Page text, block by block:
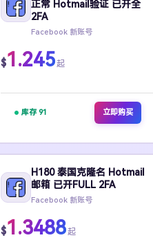
正常 Hotmail验证 已开全
2FA
Facebook 新账号
$1.245起
库存 91 立即购买
H180 泰国克隆名 Hotmail
邮箱 已开FULL 2FA
Facebook 新账号
$1.3488起